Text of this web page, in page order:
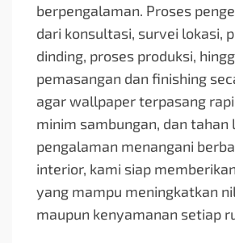
berpengalaman. Proses
dari konsultasi, survei lokasi,
dinding, proses produksi,
pemasangan dan finishing
agar wallpaper terpasang
minim sambungan, dan tahan
pengalaman menangani
interior, kami siap
yang mampu meningkatkan
maupun kenyamanan setiap